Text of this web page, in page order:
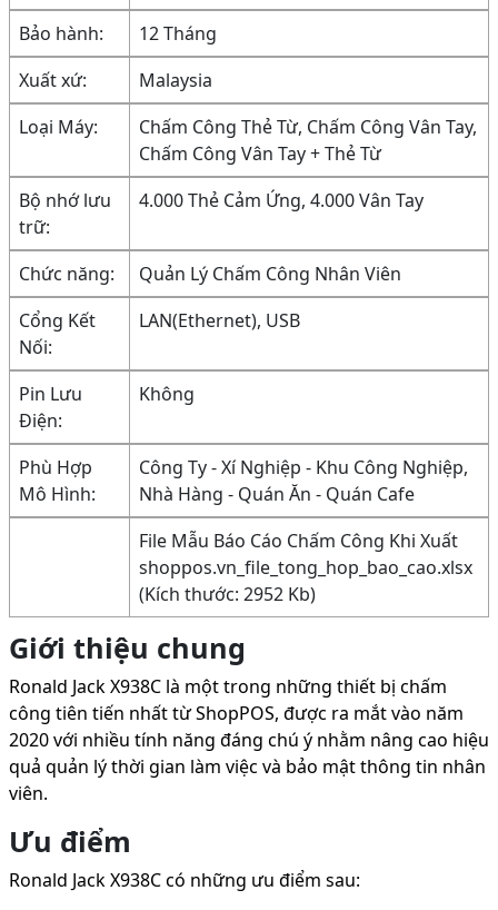
Bảo hành:
12 Tháng
Xuất xứ:
Malaysia
Loại Máy:
Chấm Công Thẻ Từ, Chấm Công Vân Tay,
Chấm Công Vân Tay + Thẻ Từ
Bộ nhớ lưu
trữ:
4.000 Thẻ Cảm Ứng, 4.000 Vân Tay
Chức năng:
Quản Lý Chấm Công Nhân Viên
Cổng Kết
Nối:
LAN(Ethernet), USB
Pin Lưu
Điện:
Không
Phù Hợp
Mô Hình:
Công Ty - Xí Nghiệp - Khu Công Nghiệp,
Nhà Hàng - Quán Ăn - Quán Cafe
File Mẫu Báo Cáo Chấm Công Khi Xuất
shoppos.vn_file_tong_hop_bao_cao.xlsx
(Kích thước: 2952 Kb)
Giới thiệu chung
Ronald Jack X938C là một trong những thiết bị chấm
công tiên tiến nhất từ ShopPOS, được ra mắt vào năm
2020 với nhiều tính năng đáng chú ý nhằm nâng cao hiệu
quả quản lý thời gian làm việc và bảo mật thông tin nhân
viên.
Ưu điểm
Ronald Jack X938C có những ưu điểm sau: